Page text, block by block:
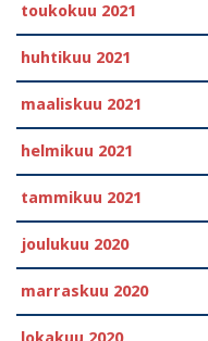
toukokuu 2021
huhtikuu 2021
maaliskuu 2021
helmikuu 2021
tammikuu 2021
joulukuu 2020
marraskuu 2020